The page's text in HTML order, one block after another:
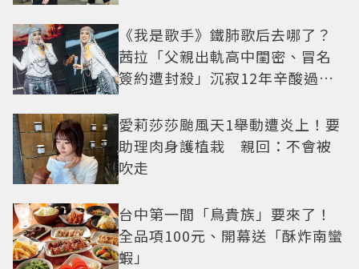
《我是歌手》鐵肺歌后去哪了？
茜拉「父親出軌高中閨密、冒名
簽約遭封殺」沉寂12年辛酸過往
愛莉莎莎颱風天1舉動遭炎上！要
助理肉身護植栽 親回：不會被
吹走
台中第一間「鳥貴族」要來了！
全品項100元、開幕送「酥炸南蠻
蝦」